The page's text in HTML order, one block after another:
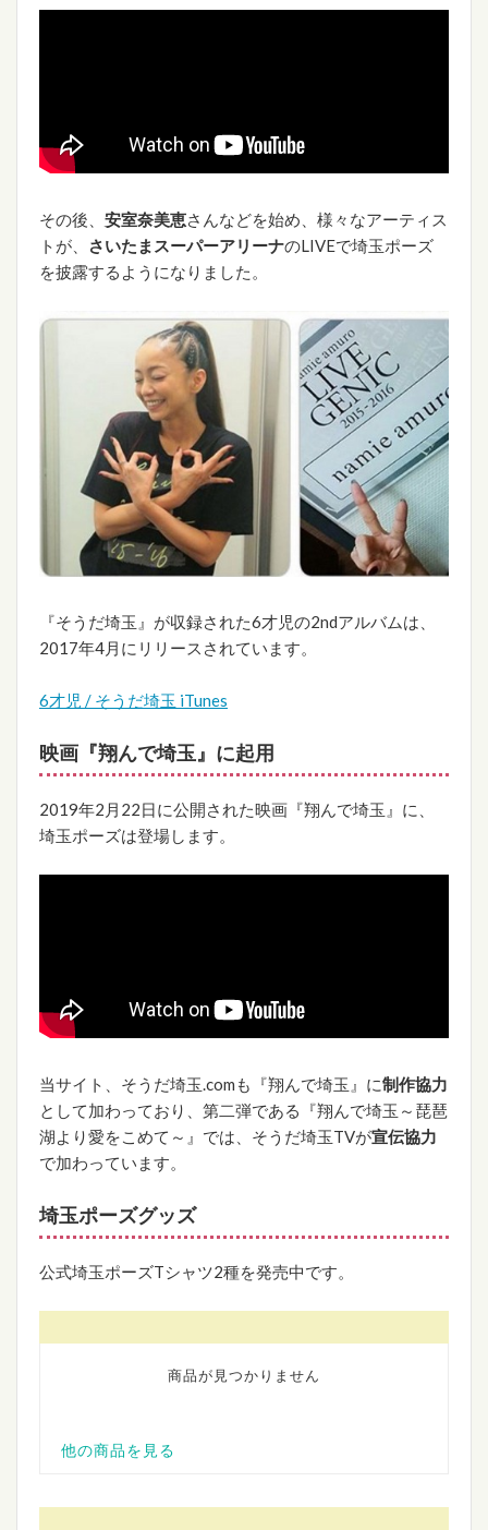
その後、 安室奈美恵さんなどを始め、様々なアーティス
トが、
さいたまスーパーアリーナのLIVEで埼玉ポーズ
を披露するようになりました。
『そうだ埼玉』が収録された6才児の2ndアルバムは、
2017年4月にリリースされています。
6才児 / そうだ埼玉 iTunes
映画『翔んで埼玉』に起用
2019年2月22日に公開された映画『翔んで埼玉』に、
埼玉ポーズは登場します。
当サイト、そうだ埼玉.comも『翔んで埼玉』に制作協力
として加わっており、第二弾である『翔んで埼玉～琵琶
湖より愛をこめて～』では、そうだ埼玉TVが宣伝協力
で加わっています。
埼玉ポーズグッズ
公式埼玉ポーズTシャツ2種を発売中です。